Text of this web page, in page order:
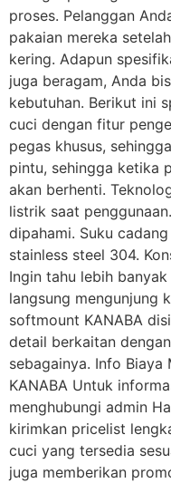
proses. Pelanggan
pakaian mereka
kering. Adapun
juga beragam, Anda
kebutuhan. Berikut ini
cuci dengan fitur
pegas khusus,
pintu, sehingga ketika
akan berhenti.
listrik saat
dipahami. Suku
stainless steel 304.
Ingin tahu lebih
langsung mengunjung
softmount KANABA
detail berkaitan
sebagainya. Info Biaya
KANABA Untuk
menghubungi admin
kirimkan pricelist
cuci yang tersedia
juga memberikan